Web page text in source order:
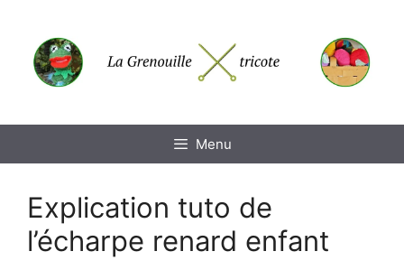
contenu
Menu
Explication tuto de
l’écharpe renard enfant